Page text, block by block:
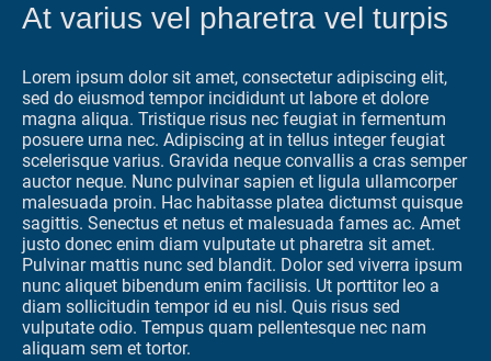
At varius vel pharetra vel turpis
Lorem ipsum dolor sit amet, consectetur adipiscing elit,
sed do eiusmod tempor incididunt ut labore et dolore
magna aliqua. Tristique risus nec feugiat in fermentum
posuere urna nec. Adipiscing at in tellus integer feugiat
scelerisque varius. Gravida neque convallis a cras semper
auctor neque. Nunc pulvinar sapien et ligula ullamcorper
malesuada proin. Hac habitasse platea dictumst quisque
sagittis. Senectus et netus et malesuada fames ac. Amet
justo donec enim diam vulputate ut pharetra sit amet.
Pulvinar mattis nunc sed blandit. Dolor sed viverra ipsum
nunc aliquet bibendum enim facilisis. Ut porttitor leo a
diam sollicitudin tempor id eu nisl. Quis risus sed
vulputate odio. Tempus quam pellentesque nec nam
aliquam sem et tortor.